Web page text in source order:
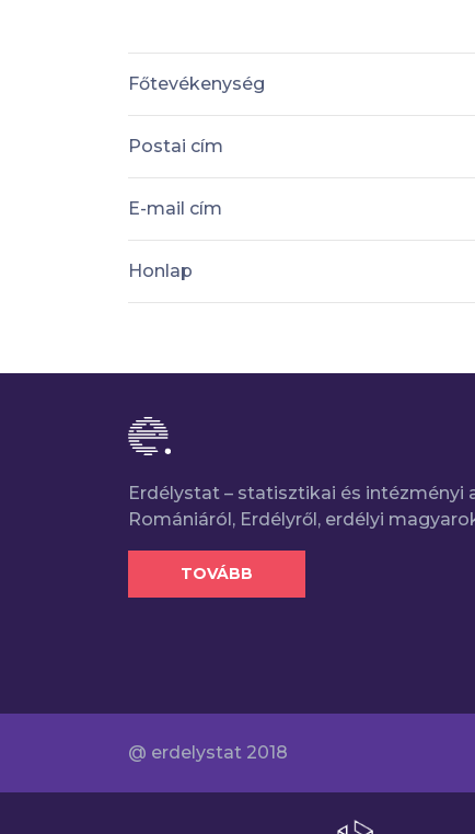
Főtevékenység
Postai cím
E-mail cím
Honlap
Erdélystat – statisztikai és intézményi
Romániáról, Erdélyről, erdélyi
TOVÁBB
@ erdelystat 2018